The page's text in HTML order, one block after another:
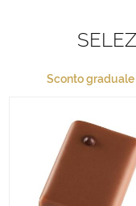
Sconto graduale